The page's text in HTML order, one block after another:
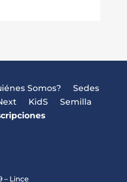
Somos? Sedes
KidS
Semilla
– Lince